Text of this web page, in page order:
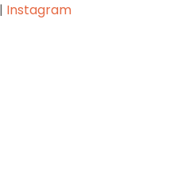
| Instagram